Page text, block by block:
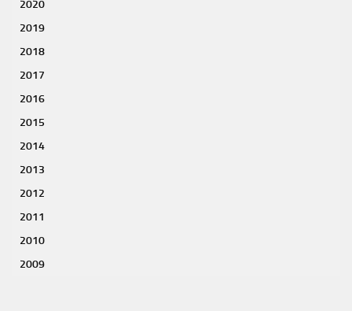
2020
2019
2018
2017
2016
2015
2014
2013
2012
2011
2010
2009